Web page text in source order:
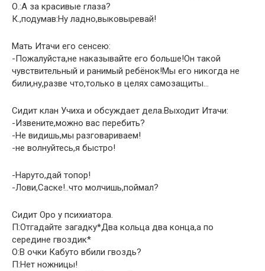
О.:А за красивые глаза?
К.,подумав:Ну ладно,выковыревай!
Мать Итачи его сенсею:
-Пожалуйста,не наказывайте его больше!Он такой
чувствительный и ранимый ребёнок!Мы его никогда не
били,ну,разве что,только в целях самозащиты…
Сидит клан Учиха и обсуждает дела.Выходит Итачи:
-Извените,можно вас перебить?
-Не видишь,мы разговариваем!
-не волнуйтесь,я быстро!
-Наруто,дай топор!
-Лови,Саске!..что молчишь,поймал?
Сидит Оро у психиатора.
П:Отгадайте загадку*Два кольца два конца,а по
середине гвоздик*
О:В очки Кабуто вбили гвоздь?
П:Нет ножницы!